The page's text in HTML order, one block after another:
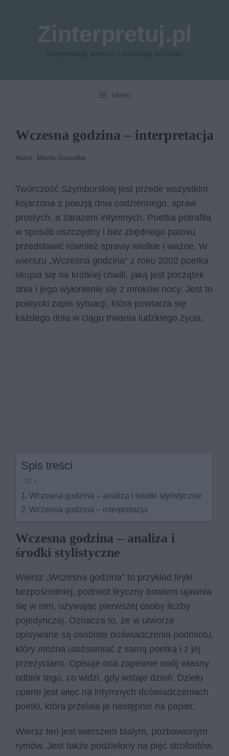
Menu
Wczesna godzina – interpretacja
Autor: Marta Grandke
Twórczość Szymborskiej jest przede wszystkim
kojarzona z poezją dnia codziennego, spraw
prostych, a zarazem intymnych. Poetka potrafiła
w sposób oszczędny i bez zbędnego patosu
przedstawić również sprawy wielkie i ważne. W
wierszu „Wczesna godzina” z roku 2002 poetka
skupia się na krótkiej chwili, jaką jest początek
dnia i jego wyłonienie się z mroków nocy. Jest to
poetycki zapis sytuacji, która powtarza się
każdego dnia w ciągu trwania ludzkiego życia.
Spis treści
Wczesna godzina – analiza i środki stylistyczne
Wczesna godzina – interpretacja
Wczesna godzina – analiza i
środki stylistyczne
Wiersz „Wczesna godzina” to przykład liryki
bezpośredniej, podmiot liryczny bowiem ujawnia
się w nim, używając pierwszej osoby liczby
pojedynczej. Oznacza to, że w utworze
opisywane są osobiste doświadczenia podmiotu,
który można utożsamiać z samą poetką i z jej
przeżyciami. Opisuje ona zapewne swój własny
odbiór tego, co widzi, gdy wstaje dzień. Dzieło
oparte jest więc na intymnych doświadczeniach
poetki, która przelała je następnie na papier.
Wiersz ten jest wierszem białym, pozbawionym
rymów. Jest także podzielony na pięć strofoidów,